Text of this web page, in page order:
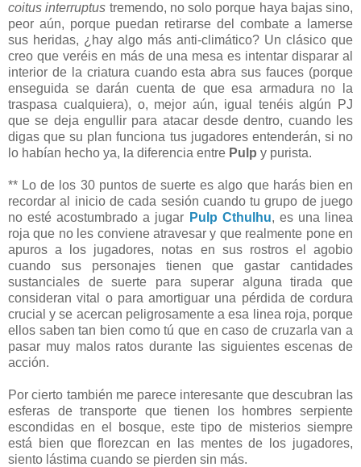
coitus interruptus tremendo, no solo porque haya bajas sino,
peor aún, porque puedan retirarse del combate a lamerse
sus heridas, ¿hay algo más anti-climático? Un clásico que
creo que veréis en más de una mesa es intentar disparar al
interior de la criatura cuando esta abra sus fauces (porque
enseguida se darán cuenta de que esa armadura no la
traspasa cualquiera), o, mejor aún, igual tenéis algún PJ
que se deja engullir para atacar desde dentro, cuando les
digas que su plan funciona tus jugadores entenderán, si no
lo habían hecho ya, la diferencia entre Pulp y purista.
** Lo de los 30 puntos de suerte es algo que harás bien en
recordar al inicio de cada sesión cuando tu grupo de juego
no esté acostumbrado a jugar Pulp Cthulhu, es una linea
roja que no les conviene atravesar y que realmente pone en
apuros a los jugadores, notas en sus rostros el agobio
cuando sus personajes tienen que gastar cantidades
sustanciales de suerte para superar alguna tirada que
consideran vital o para amortiguar una pérdida de cordura
crucial y se acercan peligrosamente a esa linea roja, porque
ellos saben tan bien como tú que en caso de cruzarla van a
pasar muy malos ratos durante las siguientes escenas de
acción.
Por cierto también me parece interesante que descubran las
esferas de transporte que tienen los hombres serpiente
escondidas en el bosque, este tipo de misterios siempre
está bien que florezcan en las mentes de los jugadores,
siento lástima cuando se pierden sin más.